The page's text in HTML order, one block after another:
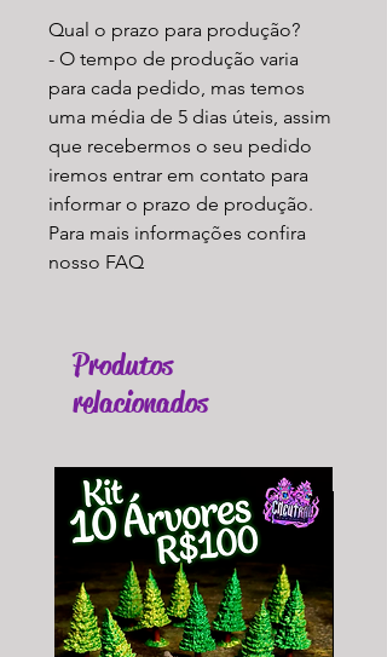
Qual o prazo para produção?
- O tempo de produção varia
para cada pedido, mas temos
uma média de 5 dias úteis, assim
que recebermos o seu pedido
iremos entrar em contato para
informar o prazo de produção.
Para mais informações confira
nosso FAQ
Produtos
relacionados